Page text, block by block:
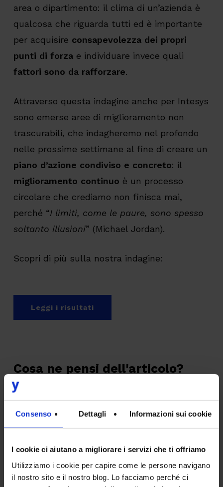
Consenso Dettagli Informazioni sui cookie
I cookie ci aiutano a migliorare i servizi che ti offriamo
Utilizziamo i cookie per capire come le persone navigano
il nostro sito e il nostro blog. Lo facciamo perché ci
area o dipartimento: il clima di un’azienda è
qualcosa che riguarda tutti ed è importante
per acquisire consapevolezza dei propri
punti di forzae individuare invece quali
fattori sono da rafforzare.
Attraverso questa indagine anche per Intesys
sono emerse aree di miglioramento non
trascurabili, che indagheremo nel profondo
nelle prossime settimane al fine di creare un
piano d’azione condiviso e concreto: il
miglioramento continuo è un processo
circolare che crediamo non finisca mai,
perché “I limiti, come le paure, sono spesso
soltanto illusioni” (Michael Jordan).
Scopri di più sulla nostra indagine:
Leggi i risultati
Cosa ne pensi dell'articolo?
Employee Experience